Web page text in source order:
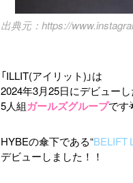
https://
「ILLIT(アイリット)」は
2024年3月25日にデビューし
5人組ガールズグループです
HYBEの傘下である“BELIFT
デビューしました！！